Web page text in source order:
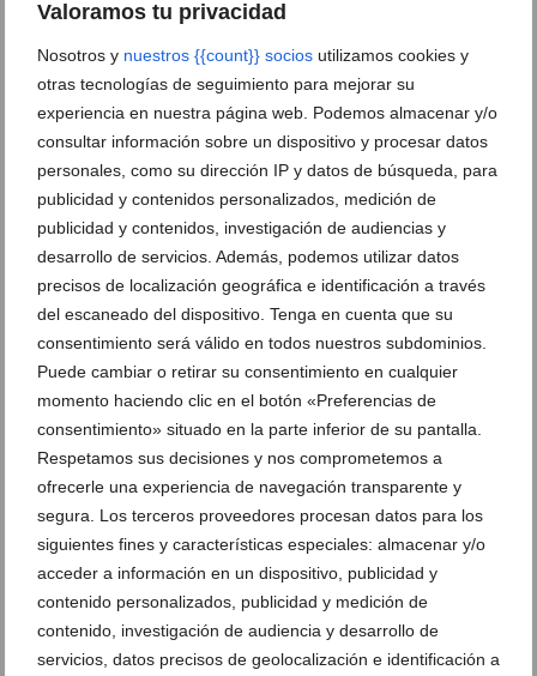
Valoramos tu privacidad
Nosotros y nuestros {{count}} socios utilizamos cookies y
otras tecnologías de seguimiento para mejorar su
experiencia en nuestra página web. Podemos almacenar y/o
consultar información sobre un dispositivo y procesar datos
personales, como su dirección IP y datos de búsqueda, para
publicidad y contenidos personalizados, medición de
publicidad y contenidos, investigación de audiencias y
desarrollo de servicios. Además, podemos utilizar datos
precisos de localización geográfica e identificación a través
del escaneado del dispositivo. Tenga en cuenta que su
consentimiento será válido en todos nuestros subdominios.
Puede cambiar o retirar su consentimiento en cualquier
momento haciendo clic en el botón «Preferencias de
consentimiento» situado en la parte inferior de su pantalla.
Respetamos sus decisiones y nos comprometemos a
ofrecerle una experiencia de navegación transparente y
segura. Los terceros proveedores procesan datos para los
siguientes fines y características especiales: almacenar y/o
acceder a información en un dispositivo, publicidad y
contenido personalizados, publicidad y medición de
contenido, investigación de audiencia y desarrollo de
servicios, datos precisos de geolocalización e identificación a
El gerente de Amjasa se reúne con la ministra de
Transición Ecológica
25 de septiembre de 2018
Amjasa
13 de septiembre de 2018